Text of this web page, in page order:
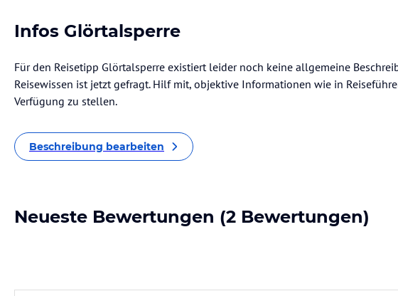
Infos Glörtalsperre
Für den Reisetipp Glörtalsperre existiert leider noch keine allgemeine
Reisewissen ist jetzt gefragt. Hilf mit, objektive Informationen wie in
Verfügung zu stellen.
Beschreibung bearbeiten
Neueste Bewertungen (2 Bewertungen)